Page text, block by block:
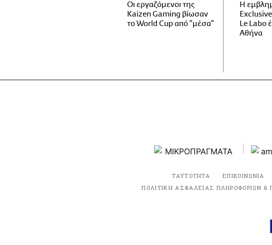
Οι εργαζόμενοι της
Kaizen Gaming βίωσαν
το World Cup από "μέσα"
Η
Le Labo
Αθήνα
ΤΑΥΤΟΤΗΤΑ ΕΠΙΚΟΙΝΩΝΙΑ
ΠΟΛΙΤΙΚΗ ΑΣΦΑΛΕΙΑΣ ΠΛΗΡΟΦΟΡΙΩΝ &